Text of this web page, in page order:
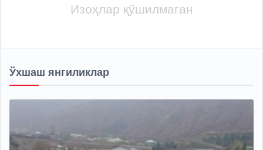
Изоҳлар қўшилмаган
Ўхшаш янгиликлар